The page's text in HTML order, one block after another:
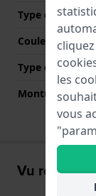
Type de
Couleur de
Type de
Monture droite
Vu
les
vous